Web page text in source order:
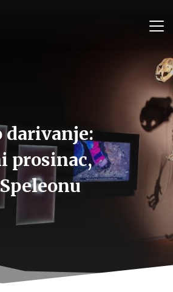
darivanje:
prosinac,